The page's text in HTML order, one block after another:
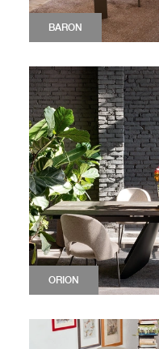
BARON
ORION